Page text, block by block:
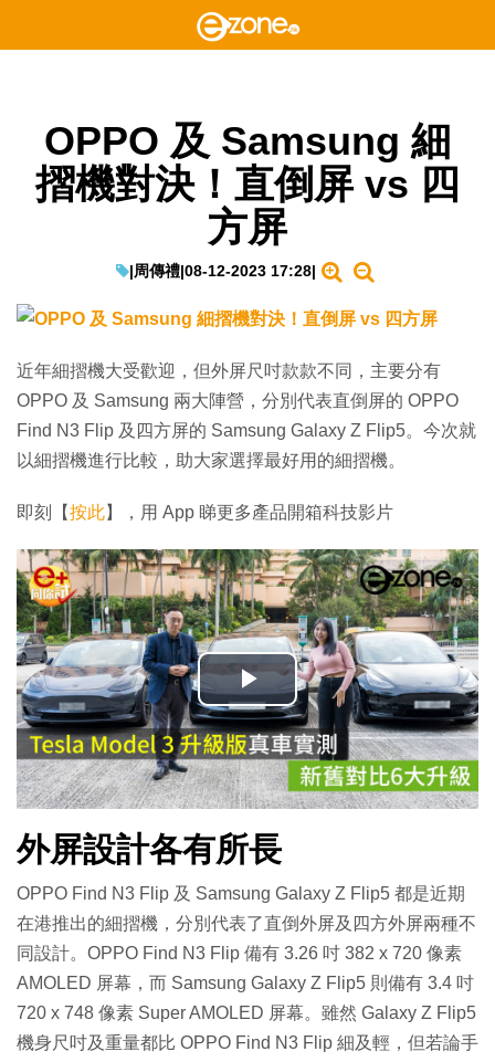
OPPO 及 Samsung 細
摺機對決！直倒屏 vs 四
方屏
|周傳禮|08-12-2023 17:28|
近年細摺機大受歡迎，但外屏尺吋款款不同，主要分有
OPPO 及 Samsung 兩大陣營，分別代表直倒屏的 OPPO
Find N3 Flip 及四方屏的 Samsung Galaxy Z Flip5。今次就
以細摺機進行比較，助大家選擇最好用的細摺機。
即刻【按此】，用 App 睇更多產品開箱科技影片
播
放
影
片
外屏設計各有所長
OPPO Find N3 Flip 及 Samsung Galaxy Z Flip5 都是近期
在港推出的細摺機，分別代表了直倒外屏及四方外屏兩種不
同設計。OPPO Find N3 Flip 備有 3.26 吋 382 x 720 像素
AMOLED 屏幕，而 Samsung Galaxy Z Flip5 則備有 3.4 吋
720 x 748 像素 Super AMOLED 屏幕。雖然 Galaxy Z Flip5
機身尺吋及重量都比 OPPO Find N3 Flip 細及輕，但若論手